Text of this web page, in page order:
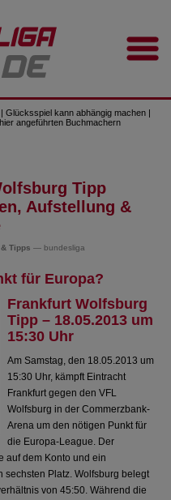
Glücksspiel kann abhängig machen |
angeführten Buchmachern
Tipp
Aufstellung &
Tipps — bundesliga
für Europa?
Frankfurt Wolfsburg
Tipp – 18.05.2013 um
15:30 Uhr
Am Samstag, den 18.05.2013 um
15:30 Uhr, kämpft Eintracht
Frankfurt gegen den VFL
Wolfsburg in der Commerzbank-
Arena um den nötigen Punkt für
die Europa-League. Der
auf dem Konto und ein
sechsten Platz. Wolfsburg belegt
von 45:50. Während die